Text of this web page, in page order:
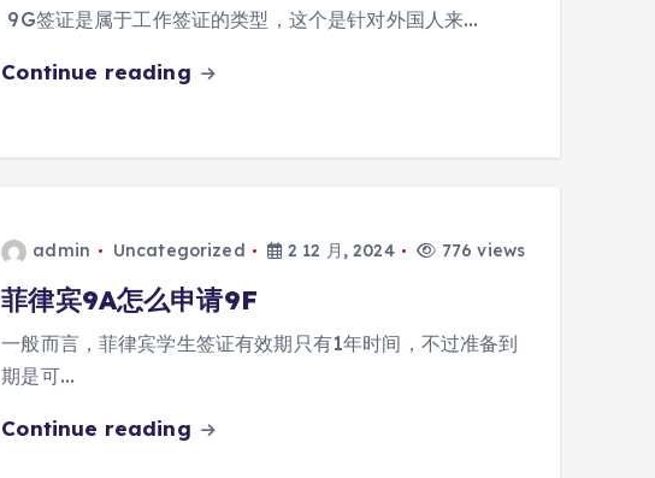
9G签证是属于工作签证的类型，这个是针对外国人来…
Continue reading
admin Uncategorized 2 12 月, 2024 776 views
菲律宾9A怎么申请9F
一般而言，菲律宾学生签证有效期只有1年时间，不过准备到
期是可…
Continue reading